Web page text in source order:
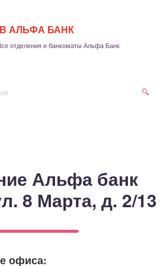
В АЛЬФА БАНК
отделения и банкоматы Альфа Банк
Альфа банк
8 Марта, д. 2/13
офиса: